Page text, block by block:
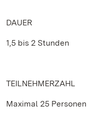
DAUER
1,5 bis 2 Stunden
TEILNEHMERZAHL
Maximal 25 Personen